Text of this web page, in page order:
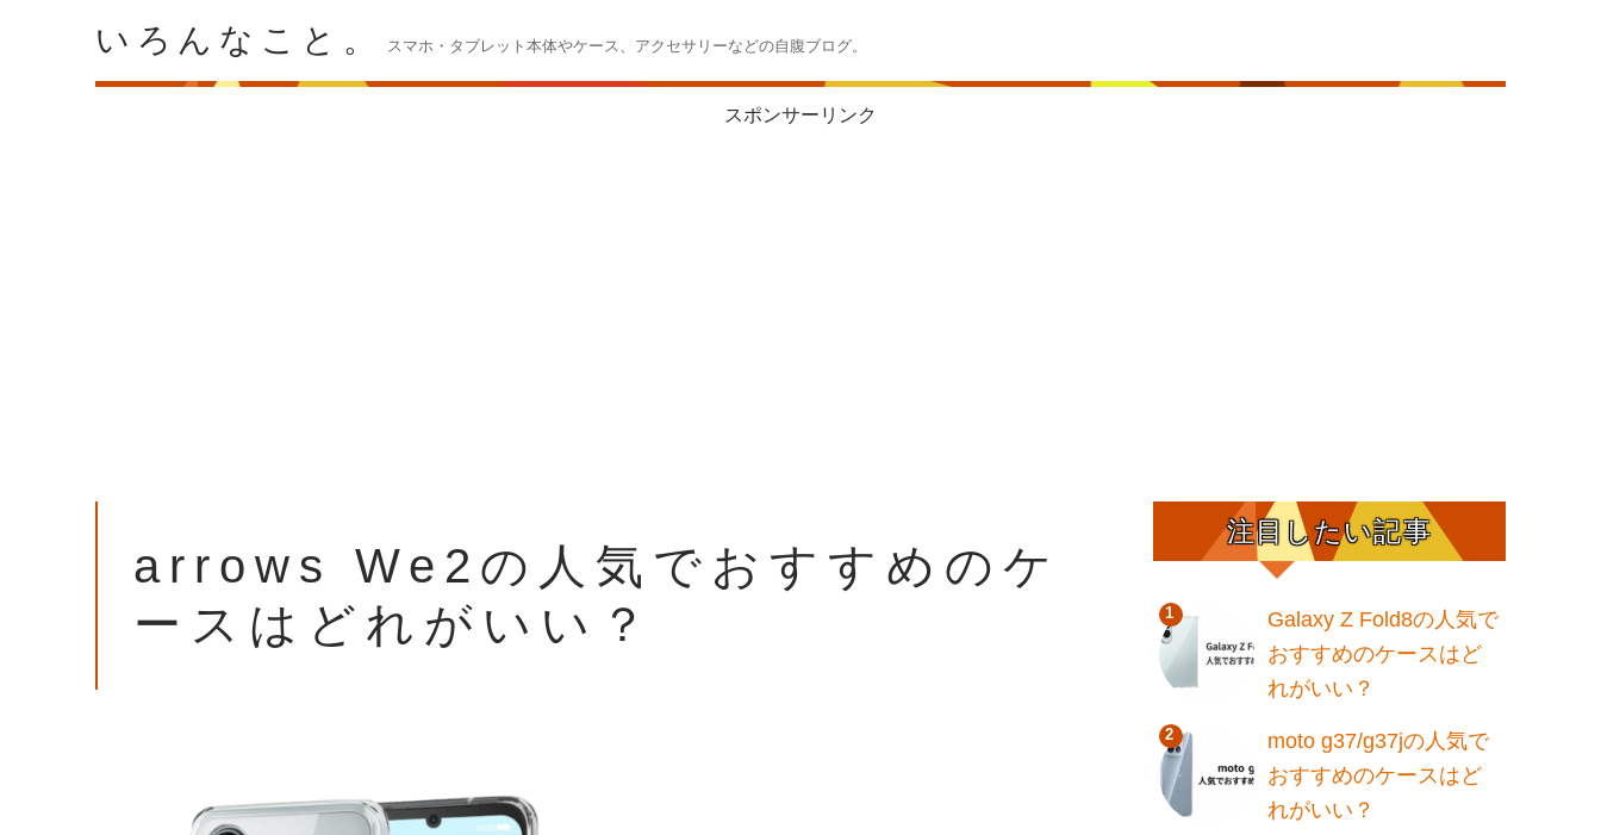
いろんなこと。 スマホ・タブレット本体やケース、アクセサリーなどの自腹ブログ。
スポンサーリンク
arrows We2の人気でおすすめのケ
ースはどれがいい？
注目したい記事
Galaxy Z Fold8の人気で
おすすめのケースはど
れがいい？
moto g37/g37jの人気で
おすすめのケースはど
れがいい？